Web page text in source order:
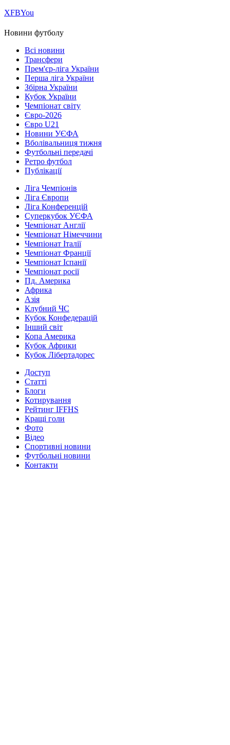
ХFBYou
Новини футболу
Всі новини
Трансфери
Прем'єр-ліга України
Перша ліга України
Збірна України
Кубок України
Чемпіонат світу
Євро-2026
Євро U21
Новини УЄФА
Вболівальниця тижня
Футбольні передачі
Ретро футбол
Публікації
Ліга Чемпіонів
Ліга Європи
Ліга Конференцій
Суперкубок УЄФА
Чемпіонат Англії
Чемпіонат Німеччини
Чемпіонат Італії
Чемпіонат Франції
Чемпіонат Іспанії
Чемпіонат росії
Пд. Америка
Африка
Азія
Клубний ЧС
Кубок Конфедерацій
Інший світ
Копа Америка
Кубок Африки
Кубок Лібертадорес
Доступ
Статті
Блоги
Котирування
Рейтинг IFFHS
Кращі голи
Фото
Відео
Спортивні новини
Футбольні новини
Контакти